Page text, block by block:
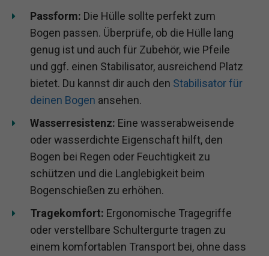
Passform: Die Hülle sollte perfekt zum
Bogen passen. Überprüfe, ob die Hülle lang
genug ist und auch für Zubehör, wie Pfeile
und ggf. einen Stabilisator, ausreichend Platz
bietet. Du kannst dir auch den Stabilisator für
deinen Bogen ansehen.
Wasserresistenz: Eine wasserabweisende
oder wasserdichte Eigenschaft hilft, den
Bogen bei Regen oder Feuchtigkeit zu
schützen und die Langlebigkeit beim
Bogenschießen zu erhöhen.
Tragekomfort: Ergonomische Tragegriffe
oder verstellbare Schultergurte tragen zu
einem komfortablen Transport bei, ohne dass